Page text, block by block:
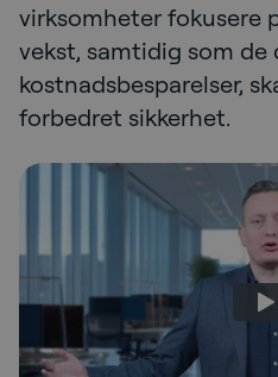
virksomheter fokusere
vekst, samtidig som de
kostnadsbesparelser,
forbedret sikkerhet.